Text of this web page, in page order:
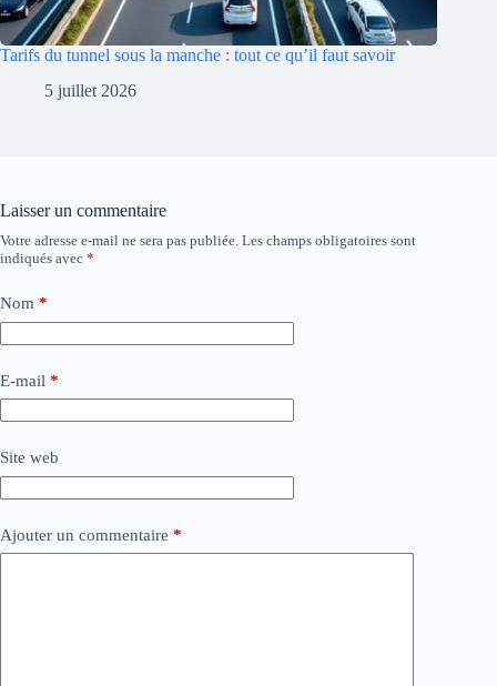
Tarifs du tunnel sous la manche : tout ce qu’il faut savoir
5 juillet 2026
Laisser un commentaire
Votre adresse e-mail ne sera pas publiée. Les champs obligatoires sont
indiqués avec *
Nom *
E-mail *
Site web
Ajouter un commentaire *